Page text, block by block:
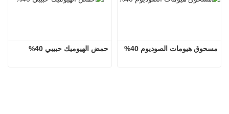
حمض الهيوميك حبيبي 40% مسحوق هيومات الصوديوم 40%